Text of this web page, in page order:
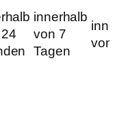
innerhalb
von 7
Tagen
von